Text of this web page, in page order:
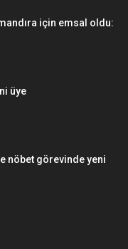
için emsal oldu:
üye
nöbet görevinde yeni